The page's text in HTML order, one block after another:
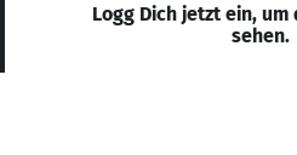
Logg Dich jetzt ein,
sehen.